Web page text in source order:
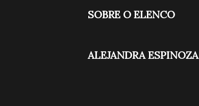
SOBRE O ELENCO
ALEJANDRA ESPINOZA